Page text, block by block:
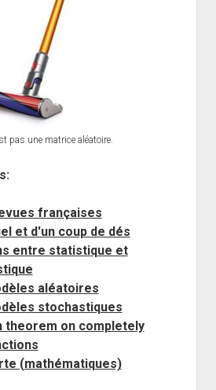
pas une matrice aléatoire.
françaises
et d'un coup de dés
entre statistique et
aléatoires
stochastiques
theorem on completely
(mathématiques)